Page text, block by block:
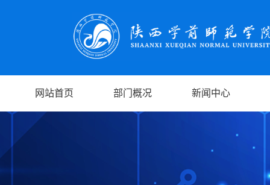
网站首页 部门概况 新闻中心